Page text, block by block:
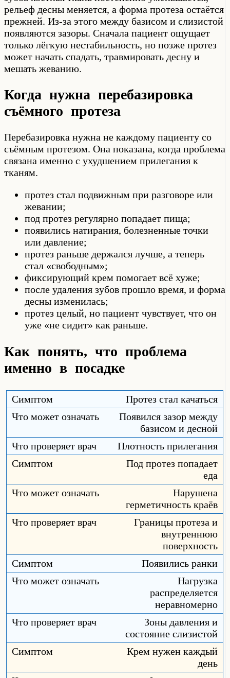
рельеф десны меняется, а форма протеза остаётся
прежней. Из-за этого между базисом и слизистой
появляются зазоры. Сначала пациент ощущает
только лёгкую нестабильность, но позже протез
может начать спадать, травмировать десну и
мешать жеванию.
Когда нужна перебазировка
съёмного протеза
Перебазировка нужна не каждому пациенту со
съёмным протезом. Она показана, когда проблема
связана именно с ухудшением прилегания к
тканям.
протез стал подвижным при разговоре или
жевании;
под протез регулярно попадает пища;
появились натирания, болезненные точки
или давление;
протез раньше держался лучше, а теперь
стал «свободным»;
фиксирующий крем помогает всё хуже;
после удаления зубов прошло время, и форма
десны изменилась;
протез целый, но пациент чувствует, что он
уже «не сидит» как раньше.
Как понять, что проблема
именно в посадке
Протез стал качаться
Появился зазор между
базисом и десной
Плотность прилегания
Под протез попадает
еда
Нарушена
герметичность краёв
Границы протеза и
внутреннюю
поверхность
Появились ранки
Нагрузка
распределяется
неравномерно
Зоны давления и
состояние слизистой
Крем нужен каждый
день